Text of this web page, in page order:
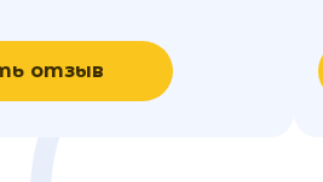
отзыв
ребенок посещает
лет и мы очень